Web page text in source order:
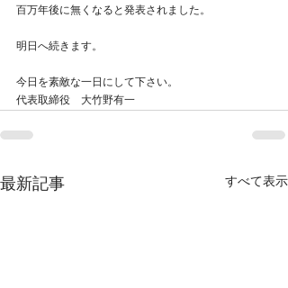
百万年後に無くなると発表されました。
明日へ続きます。
今日を素敵な一日にして下さい。
代表取締役　大竹野有一
最新記事 すべて表示